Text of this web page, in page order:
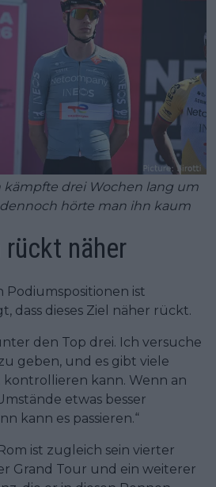
kämpfte drei Wochen lang um
hörte man ihn kaum
näher
Podiumspositionen ist
dass dieses Ziel näher rückt.
den Top drei. Ich versuche
geben, und es gibt viele
kontrollieren kann. Wenn an
etwas besser
kann es passieren.“
ist zugleich sein vierter
Grand Tour und ein weiterer